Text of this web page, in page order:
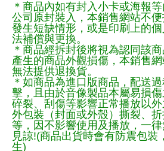
＊商品內如有封入小卡或海報
公司原封裝入，本銷售網站不
發生短缺情形，或是印刷上的
法補償與更換。
＊商品經拆封後將視為認同該
產生的商品外觀損傷，本銷售
無法提供退換貨。
＊如商品為進口版商品，配送
擊，且由於音像製品本屬易損
碎裂、刮傷等影響正常播放以
外包裝（封面或外殼）撕裂、
等，因不影響使用及播放，一
見諒!(商品出貨時會有防震包裝
生)